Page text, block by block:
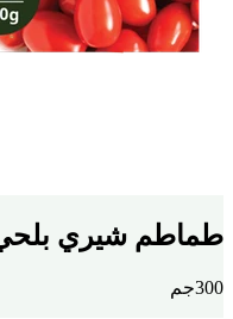
طماطم شيري
300جم